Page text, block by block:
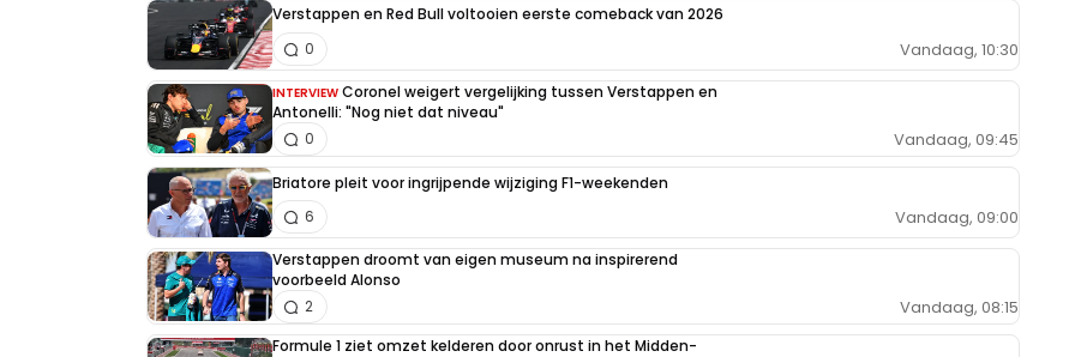
Verstappen en Red Bull voltooien eerste comeback van 2026
Vandaag, 10:30
0
INTERVIEW Coronel weigert vergelijking tussen Verstappen en
Antonelli: "Nog niet dat niveau"
Vandaag, 09:45
0
Briatore pleit voor ingrijpende wijziging F1-weekenden
Vandaag, 09:00
6
Verstappen droomt van eigen museum na inspirerend
voorbeeld Alonso
Vandaag, 08:15
2
Formule 1 ziet omzet kelderen door onrust in het Midden-